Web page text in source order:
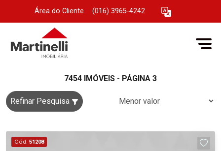
Área do Cliente (016) 3965-4242
7454 IMÓVEIS - PÁGINA 3
Refinar Pesquisa
Cód. 51208